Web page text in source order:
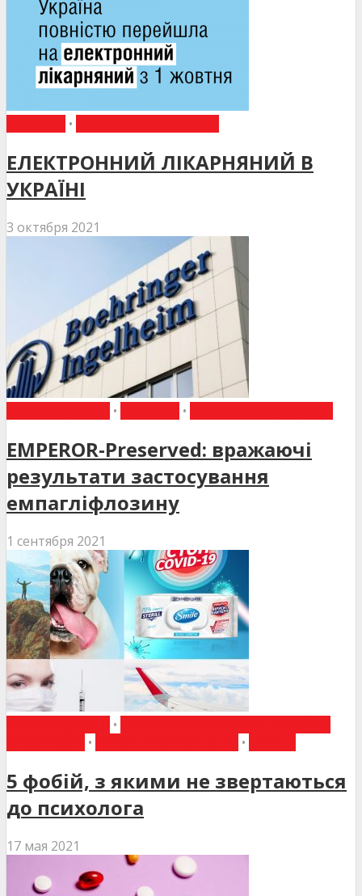
•
ЕЛЕКТРОННИЙ ЛІКАРНЯНИЙ В
УКРАЇНІ
3 октября 2021
• •
EMPEROR-Preserved: вражаючі
результати застосування
емпагліфлозину
1 сентября 2021
•
• •
5 фобій, з якими не звертаються
до психолога
17 мая 2021